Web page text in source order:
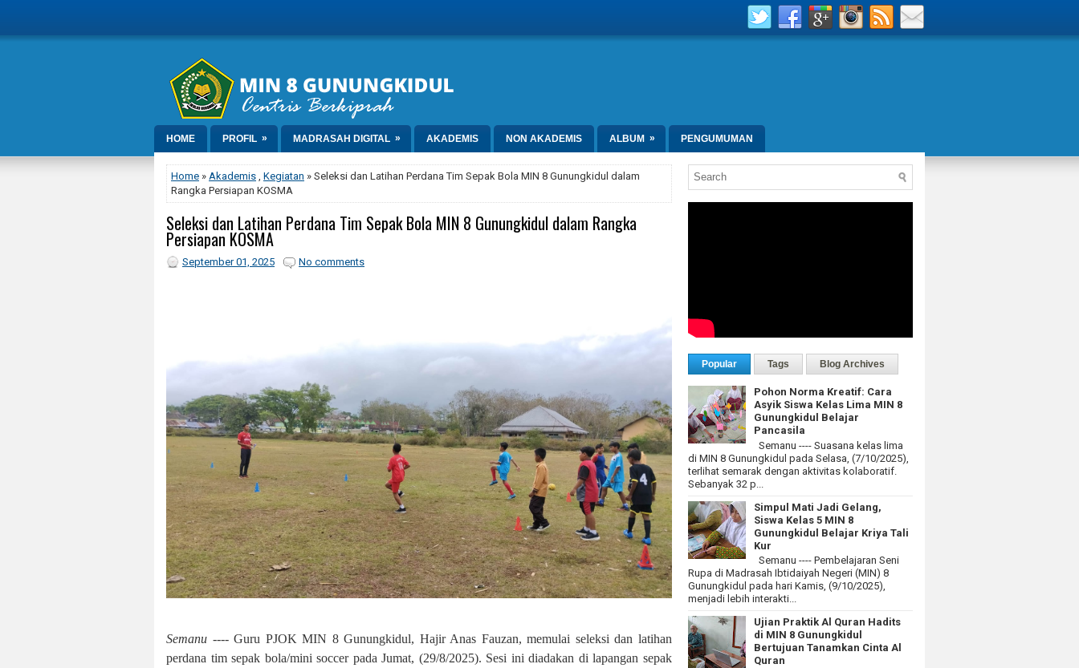
HOME PROFIL » MADRASAH DIGITAL » AKADEMIS NON AKADEMIS ALBUM » PENGUMUMAN
Home » Akademis , Kegiatan » Seleksi dan Latihan Perdana Tim Sepak Bola MIN 8 Gunungkidul dalam
Rangka Persiapan KOSMA
Seleksi dan Latihan Perdana Tim Sepak Bola MIN 8 Gunungkidul dalam Rangka
Persiapan KOSMA
September 01, 2025 No comments
Semanu ----Guru PJOK MIN 8 Gunungkidul, Hajir Anas Fauzan, memulai seleksi dan latihan
perdana tim sepak bola/mini soccer pada Jumat, (29/8/2025). Sesi ini diadakan di lapangan sepak
Popular Tags Blog Archives
Pohon Norma Kreatif: Cara
Asyik Siswa Kelas Lima MIN 8
Gunungkidul Belajar
Pancasila
Semanu ---- Suasana kelas lima
di MIN 8 Gunungkidul pada Selasa, (7/10/2025),
terlihat semarak dengan aktivitas kolaboratif.
Sebanyak 32 p...
Simpul Mati Jadi Gelang,
Siswa Kelas 5 MIN 8
Gunungkidul Belajar Kriya Tali
Kur
Semanu ---- Pembelajaran Seni
Rupa di Madrasah Ibtidaiyah Negeri (MIN) 8
Gunungkidul pada hari Kamis, (9/10/2025),
menjadi lebih interakti...
Ujian Praktik Al Quran Hadits
di MIN 8 Gunungkidul
Bertujuan Tanamkan Cinta Al
Quran